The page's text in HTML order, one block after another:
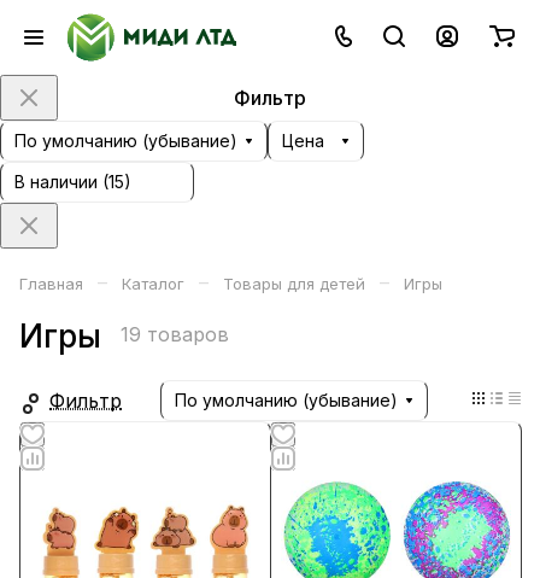
Фильтр
По умолчанию (убывание)
Цена
В наличии (15)
Главная – Каталог – Товары для детей – Игры
Игры 19 товаров
Фильтр По умолчанию (убывание)